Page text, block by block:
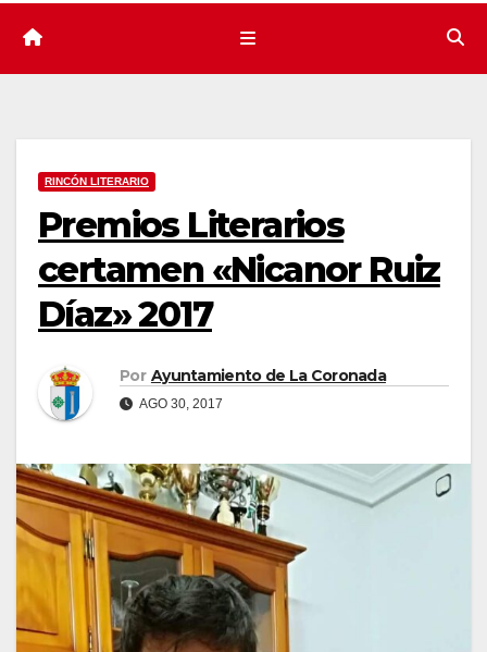
RINCÓN LITERARIO
Premios Literarios
certamen «Nicanor Ruiz
Díaz» 2017
Por Ayuntamiento de La Coronada
AGO 30, 2017